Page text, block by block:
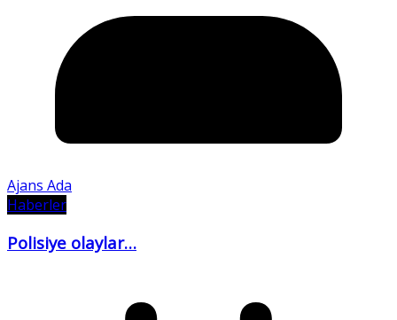
Ajans Ada
Haberler
Polisiye olaylar…